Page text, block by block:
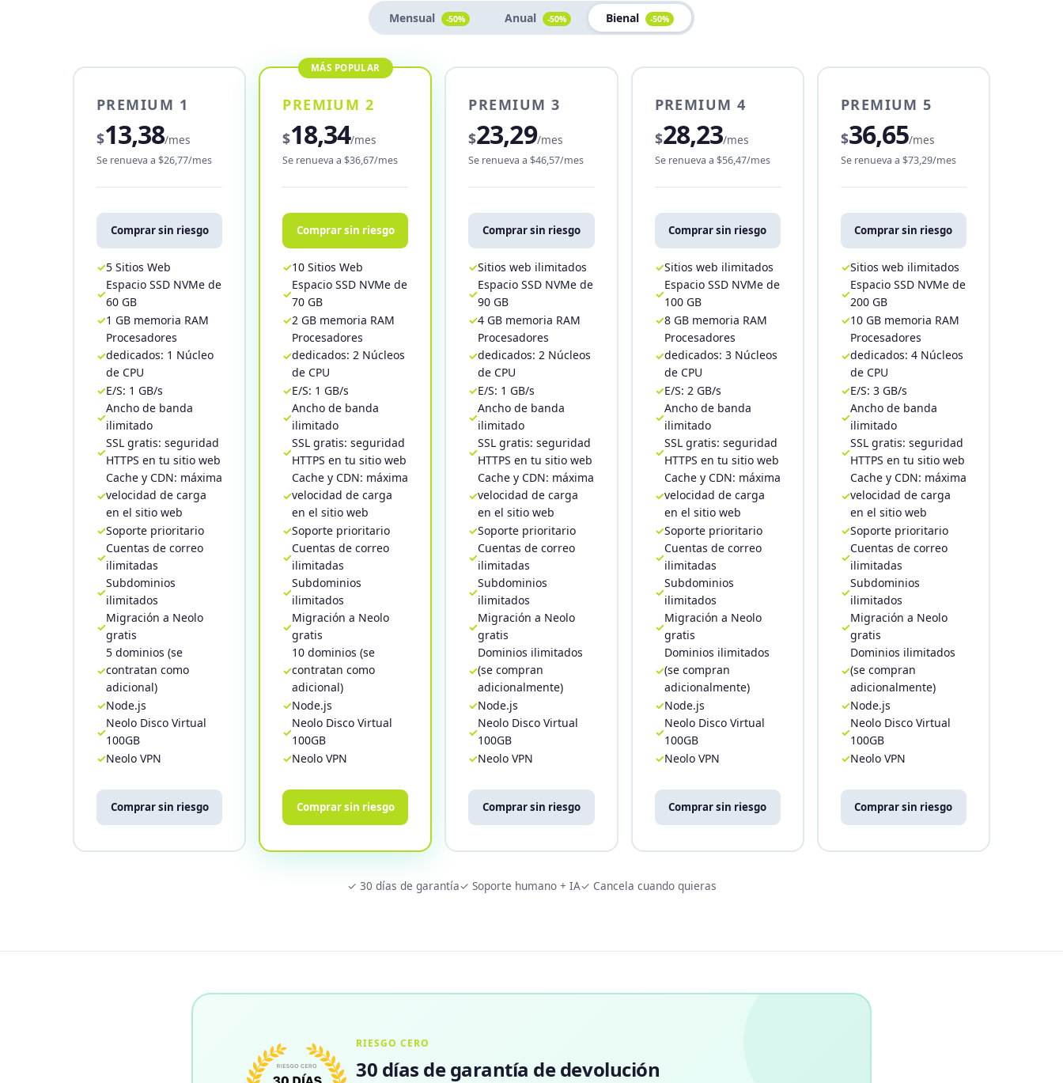
Mensual -50% Anual -50% Bienal -50%
PREMIUM 1
$13,38/mes
Se renueva a $26,77/mes
Comprar sin riesgo
5 Sitios Web
Espacio SSD NVMe de
60 GB
1 GB memoria RAM
Procesadores
dedicados: 1 Núcleo
de CPU
E/S: 1 GB/s
Ancho de banda
ilimitado
SSL gratis: seguridad
HTTPS en tu sitio web
Cache y CDN: máxima
velocidad de carga
en el sitio web
Soporte prioritario
Cuentas de correo
ilimitadas
Subdominios
ilimitados
Migración a Neolo
gratis
5 dominios (se
contratan como
adicional)
Node.js
Neolo Disco Virtual
100GB
Neolo VPN
Comprar sin riesgo
PREMIUM 2
$18,34/mes
Se renueva a $36,67/mes
Comprar sin riesgo
10 Sitios Web
Espacio SSD NVMe de
70 GB
2 GB memoria RAM
Procesadores
dedicados: 2 Núcleos
de CPU
E/S: 1 GB/s
Ancho de banda
ilimitado
SSL gratis: seguridad
HTTPS en tu sitio web
Cache y CDN: máxima
velocidad de carga
en el sitio web
Soporte prioritario
Cuentas de correo
ilimitadas
Subdominios
ilimitados
Migración a Neolo
gratis
10 dominios (se
contratan como
adicional)
Node.js
Neolo Disco Virtual
100GB
Neolo VPN
Comprar sin riesgo
PREMIUM 3
$23,29/mes
Se renueva a $46,57/mes
Comprar sin riesgo
Sitios web ilimitados
Espacio SSD NVMe de
90 GB
4 GB memoria RAM
Procesadores
dedicados: 2 Núcleos
de CPU
E/S: 1 GB/s
Ancho de banda
ilimitado
SSL gratis: seguridad
HTTPS en tu sitio web
Cache y CDN: máxima
velocidad de carga
en el sitio web
Soporte prioritario
Cuentas de correo
ilimitadas
Subdominios
ilimitados
Migración a Neolo
gratis
Dominios ilimitados
(se compran
adicionalmente)
Node.js
Neolo Disco Virtual
100GB
Neolo VPN
Comprar sin riesgo
PREMIUM 4
$28,23/mes
Se renueva a $56,47/mes
Comprar sin riesgo
Sitios web ilimitados
Espacio SSD NVMe de
100 GB
8 GB memoria RAM
Procesadores
dedicados: 3 Núcleos
de CPU
E/S: 2 GB/s
Ancho de banda
ilimitado
SSL gratis: seguridad
HTTPS en tu sitio web
Cache y CDN: máxima
velocidad de carga
en el sitio web
Soporte prioritario
Cuentas de correo
ilimitadas
Subdominios
ilimitados
Migración a Neolo
gratis
Dominios ilimitados
(se compran
adicionalmente)
Node.js
Neolo Disco Virtual
100GB
Neolo VPN
Comprar sin riesgo
PREMIUM 5
$36,65/mes
Se renueva a $73,29/mes
Comprar sin riesgo
Sitios web ilimitados
Espacio SSD NVMe de
200 GB
10 GB memoria RAM
Procesadores
dedicados: 4 Núcleos
de CPU
E/S: 3 GB/s
Ancho de banda
ilimitado
SSL gratis: seguridad
HTTPS en tu sitio web
Cache y CDN: máxima
velocidad de carga
en el sitio web
Soporte prioritario
Cuentas de correo
ilimitadas
Subdominios
ilimitados
Migración a Neolo
gratis
Dominios ilimitados
(se compran
adicionalmente)
Node.js
Neolo Disco Virtual
100GB
Neolo VPN
Comprar sin riesgo
✓ 30 días de garantía✓ Soporte humano + IA✓ Cancela cuando quieras
RIESGO CERO
30 días de garantía de devolución